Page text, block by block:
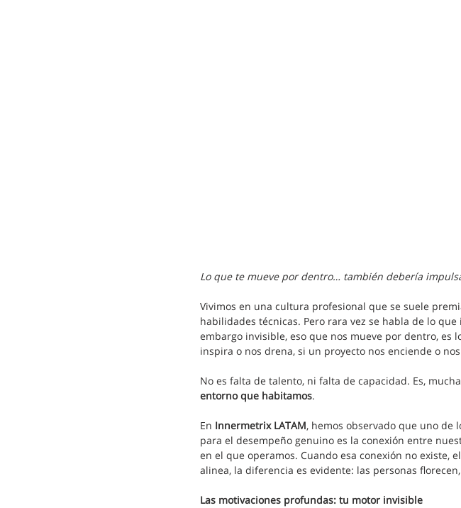
Lo que te mueve por dentro… también debería
Vivimos en una cultura profesional que se suele
habilidades técnicas. Pero rara vez se habla de lo
embargo invisible, eso que nos mueve por dentro, es
inspira o nos drena, si un proyecto nos enciende o
No es falta de talento, ni falta de capacidad. Es,
entorno que habitamos.
En Innermetrix LATAM, hemos observado que uno de
para el desempeño genuino es la conexión entre
en el que operamos. Cuando esa conexión no existe,
alinea, la diferencia es evidente: las personas
Las motivaciones profundas: tu motor invisible